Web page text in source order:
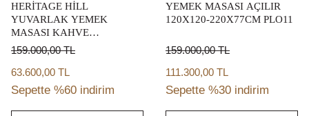
HERİTAGE HİLL
YUVARLAK YEMEK
MASASI KAHVE
152X152X76CM 274225-
2812TP-BS
159.000,00TL
63.600,00 TL
Sepette %60 indirim
YEMEK MASASI AÇILIR
120X120-220X77CM PLO11
159.000,00TL
111.300,00 TL
Sepette %30 indirim